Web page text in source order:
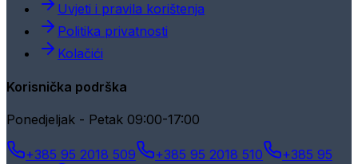
Uvjeti i pravila korištenja
Politika privatnosti
Kolačići
Korisnička podrška
Ponedjeljak - Petak 09:00-17:00
+385 95 2018 509 +385 95 2018 510
+385 95